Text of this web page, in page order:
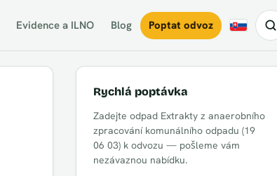
Evidence a ILNO Blog Poptat odvoz Slovensky
Rychlá poptávka
Zadejte odpad Extrakty z anaerobního
zpracování komunálního odpadu (19
06 03) k odvozu — pošleme vám
nezávaznou nabídku.